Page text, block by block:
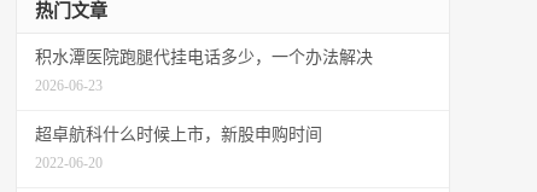
热门文章
积水潭医院跑腿代挂电话多少，一个办法解决
2026-06-23
超卓航科什么时候上市，新股申购时间
2022-06-20